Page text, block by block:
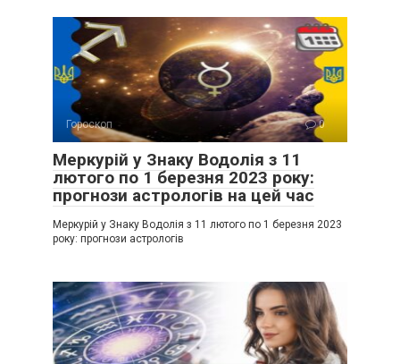
Гороскоп 0
Меркурій у Знаку Водолія з 11
лютого по 1 березня 2023 року:
прогнози астрологів на цей час
Меркурій у Знаку Водолія з 11 лютого по 1 березня 2023
року: прогнози астрологів